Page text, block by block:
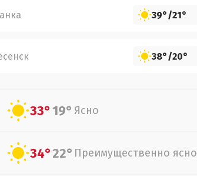
39°/21°
38°/20°
33°19° Ясно
34°22° Преимущественно ясно